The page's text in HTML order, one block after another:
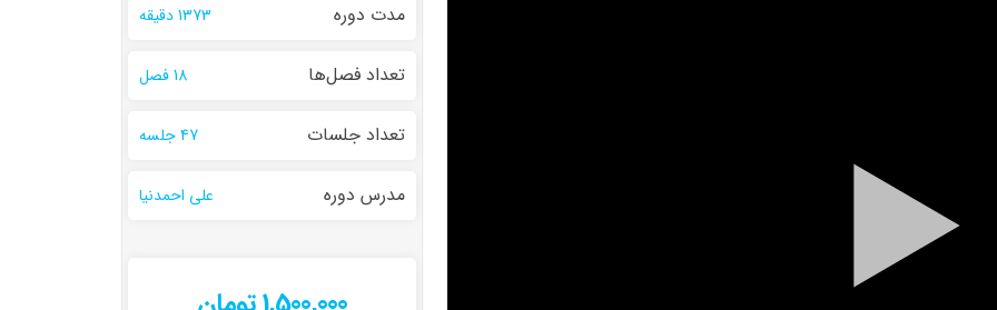
مدت دوره 1373 دقیقه
تعداد فصل‌ها 18 فصل
تعداد جلسات 47 جلسه
مدرس دوره علی احمدنیا